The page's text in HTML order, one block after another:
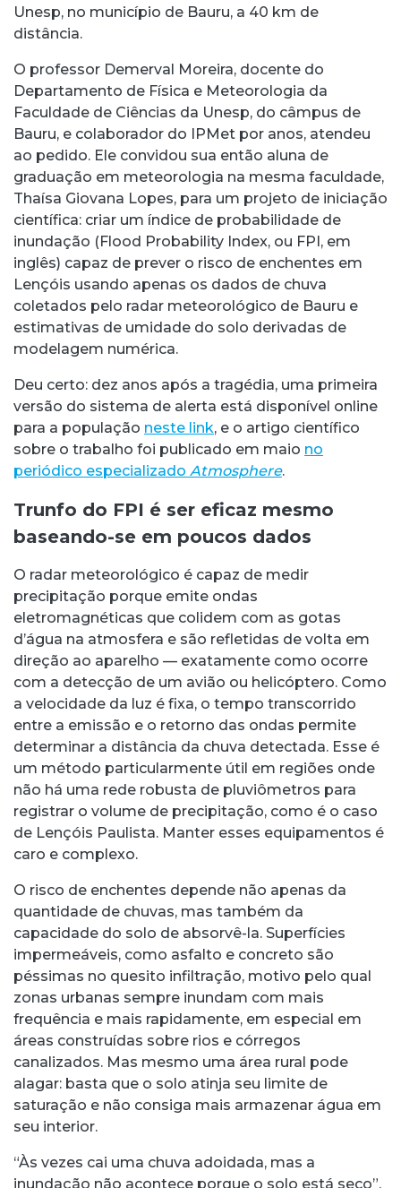
Unesp, no município de Bauru, a 40 km de
distância.
O professor Demerval Moreira, docente do
Departamento de Física e Meteorologia da
Faculdade de Ciências da Unesp, do câmpus de
Bauru, e colaborador do IPMet por anos, atendeu
ao pedido. Ele convidou sua então aluna de
graduação em meteorologia na mesma faculdade,
Thaísa Giovana Lopes, para um projeto de iniciação
científica: criar um índice de probabilidade de
inundação (Flood Probability Index, ou FPI, em
inglês) capaz de prever o risco de enchentes em
Lençóis usando apenas os dados de chuva
coletados pelo radar meteorológico de Bauru e
estimativas de umidade do solo derivadas de
modelagem numérica.
Deu certo: dez anos após a tragédia, uma primeira
versão do sistema de alerta está disponível online
para a população neste link, e o artigo científico
sobre o trabalho foi publicado em maio no
periódico especializado Atmosphere.
Trunfo do FPI é ser eficaz mesmo
baseando-se em poucos dados
O radar meteorológico é capaz de medir
precipitação porque emite ondas
eletromagnéticas que colidem com as gotas
d’água na atmosfera e são refletidas de volta em
direção ao aparelho — exatamente como ocorre
com a detecção de um avião ou helicóptero. Como
a velocidade da luz é fixa, o tempo transcorrido
entre a emissão e o retorno das ondas permite
determinar a distância da chuva detectada. Esse é
um método particularmente útil em regiões onde
não há uma rede robusta de pluviômetros para
registrar o volume de precipitação, como é o caso
de Lençóis Paulista. Manter esses equipamentos é
caro e complexo.
O risco de enchentes depende não apenas da
quantidade de chuvas, mas também da
capacidade do solo de absorvê-la. Superfícies
impermeáveis, como asfalto e concreto são
péssimas no quesito infiltração, motivo pelo qual
zonas urbanas sempre inundam com mais
frequência e mais rapidamente, em especial em
áreas construídas sobre rios e córregos
canalizados. Mas mesmo uma área rural pode
alagar: basta que o solo atinja seu limite de
saturação e não consiga mais armazenar água em
seu interior.
“Às vezes cai uma chuva adoidada, mas a
inundação não acontece porque o solo está seco”,